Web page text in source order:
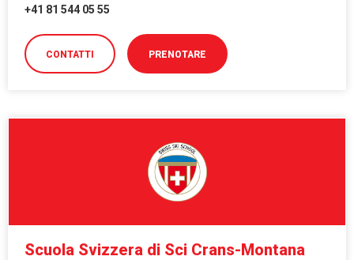
+41 81 544 05 55
CONTATTI PRENOTARE
Scuola Svizzera di Sci Crans-Montana